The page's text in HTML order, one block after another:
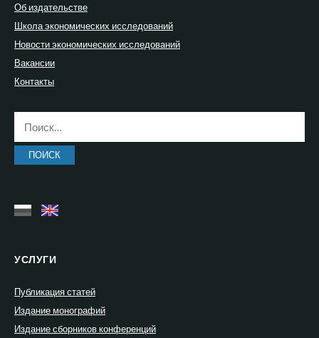
Об издательстве
Школа экономических исследований
Новости экономических исследований
Вакансии
Контакты
УСЛУГИ
Публикация статей
Издание монографий
Издание сборников конференций